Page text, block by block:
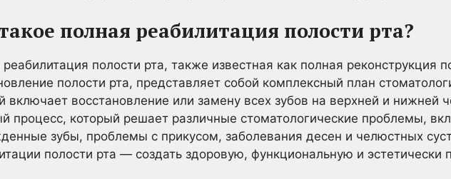
полная реабилитация полости рта?
полости рта, также известная как полная реконструкция
полости рта, представляет собой комплексный план
включает восстановление или замену всех зубов на верхней и нижней
процесс, который решает различные стоматологические проблемы,
зубы, проблемы с прикусом, заболевания десен и челюстных
полости рта — создать здоровую, функциональную и эстетически